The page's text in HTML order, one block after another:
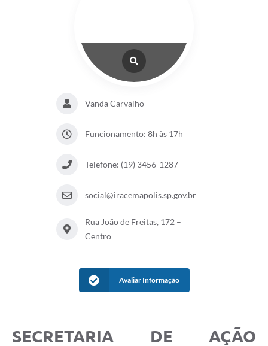
Vanda Carvalho
Funcionamento: 8h às 17h
Telefone: (19) 3456-1287
social@iracemapolis.sp.gov.br
Rua João de Freitas, 172 –
Centro
Avaliar Informação
SECRETARIA DE AÇÃO